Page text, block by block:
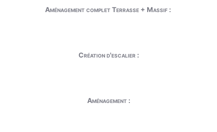
Aménagement complet Terrasse + Massif :
Création d'escalier :
Aménagement :